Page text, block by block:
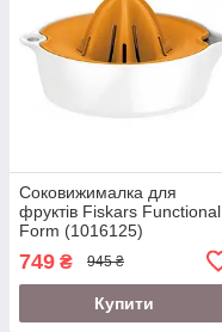
Соковижималка для
фруктів Fiskars Functional
Form (1016125)
749 ₴ 945 ₴
Купити